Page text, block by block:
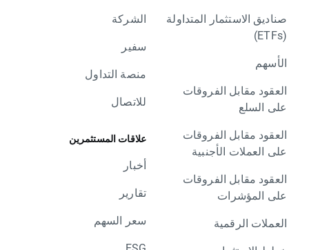
صناديق الاستثمار المتداولة
(ETFs)
الأسهم
العقود مقابل الفروقات
على السلع
العقود مقابل الفروقات
على العملات الأجنبية
العقود مقابل الفروقات
على المؤشرات
العملات الرقمية
الشركة
سفير
منصة التداول
للاتصال
علاقات المستثمرين
أخبار
تقارير
سعر السهم